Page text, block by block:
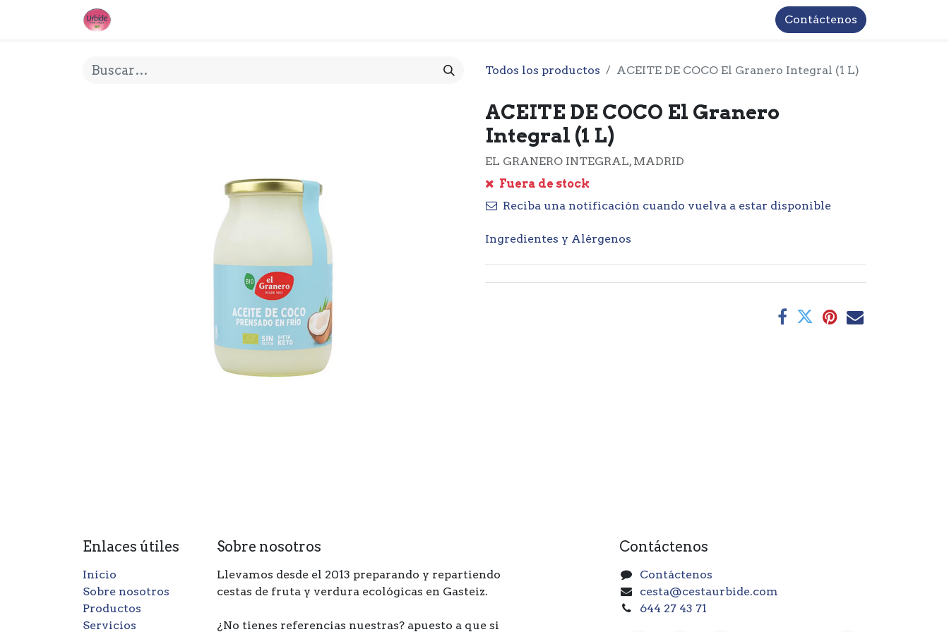
INFORMACIÓN BASICA LOPD
Contáctenos
Todos los productos ACEITE DE COCO El Granero Integral (1 L)
ACEITE DE COCO El Granero
Integral (1 L)
EL GRANERO INTEGRAL, MADRID
Fuera de stock
Reciba una notificación cuando vuelva a estar disponible
Ingredientes y Alérgenos
Enlaces útiles
Inicio
Sobre nosotros
Productos
Servicios
Sobre nosotros
Llevamos desde el 2013 preparando y repartiendo
cestas de fruta y verdura ecológicas en Gasteiz.
¿No tienes referencias nuestras? apuesto a que si
Contáctenos
Contáctenos
cesta@cestaurbide.com
644 27 43 71